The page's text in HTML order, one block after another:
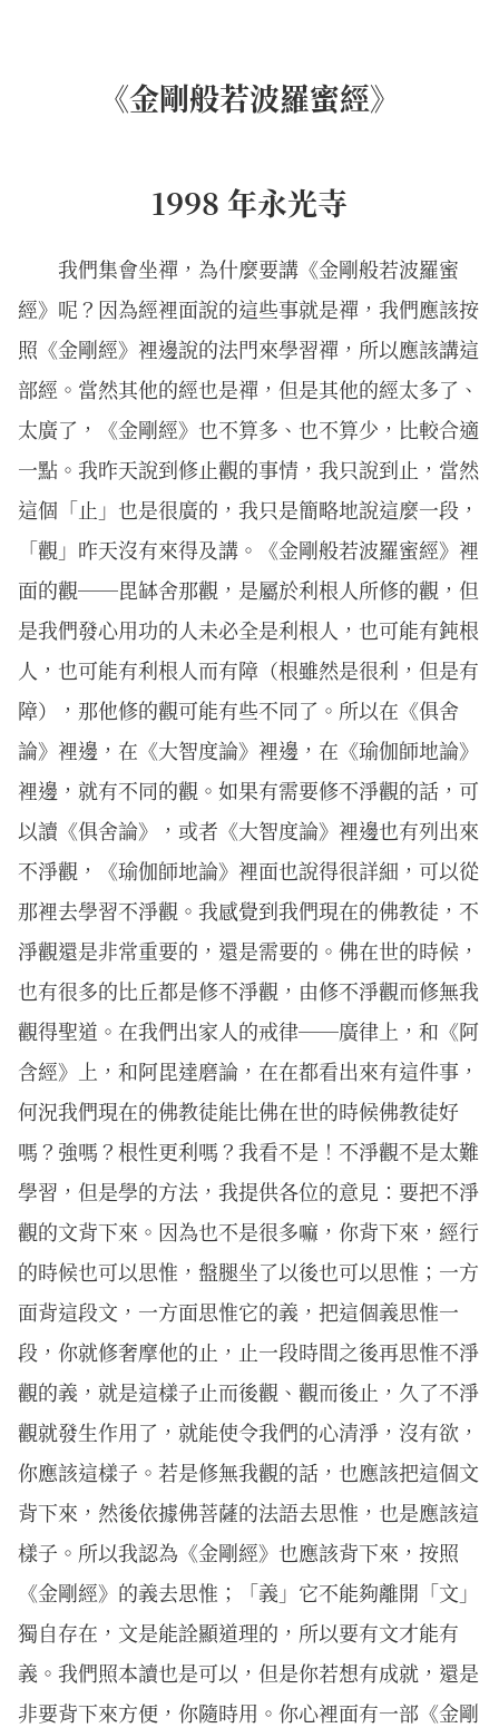
《金剛般若波羅蜜經》
1998 年永光寺
我們集會坐禪，為什麼要講《金剛般若波羅蜜
經》呢？因為經裡面說的這些事就是禪，我們應該按
照《金剛經》裡邊說的法門來學習禪，所以應該講這
部經。當然其他的經也是禪，但是其他的經太多了、
太廣了，《金剛經》也不算多、也不算少，比較合適
一點。我昨天說到修止觀的事情，我只說到止，當然
這個「止」也是很廣的，我只是簡略地說這麼一段，
「觀」昨天沒有來得及講。《金剛般若波羅蜜經》裡
面的觀──毘缽舍那觀，是屬於利根人所修的觀，但
是我們發心用功的人未必全是利根人，也可能有鈍根
人，也可能有利根人而有障（根雖然是很利，但是有
障），那他修的觀可能有些不同了。所以在《俱舍
論》裡邊，在《大智度論》裡邊，在《瑜伽師地論》
裡邊，就有不同的觀。如果有需要修不淨觀的話，可
以讀《俱舍論》，或者《大智度論》裡邊也有列出來
不淨觀，《瑜伽師地論》裡面也說得很詳細，可以從
那裡去學習不淨觀。我感覺到我們現在的佛教徒，不
淨觀還是非常重要的，還是需要的。佛在世的時候，
也有很多的比丘都是修不淨觀，由修不淨觀而修無我
觀得聖道。在我們出家人的戒律──廣律上，和《阿
含經》上，和阿毘達磨論，在在都看出來有這件事，
何況我們現在的佛教徒能比佛在世的時候佛教徒好
嗎？強嗎？根性更利嗎？我看不是！不淨觀不是太難
學習，但是學的方法，我提供各位的意見：要把不淨
觀的文背下來。因為也不是很多嘛，你背下來，經行
的時候也可以思惟，盤腿坐了以後也可以思惟；一方
面背這段文，一方面思惟它的義，把這個義思惟一
段，你就修奢摩他的止，止一段時間之後再思惟不淨
觀的義，就是這樣子止而後觀、觀而後止，久了不淨
觀就發生作用了，就能使令我們的心清淨，沒有欲，
你應該這樣子。若是修無我觀的話，也應該把這個文
背下來，然後依據佛菩薩的法語去思惟，也是應該這
樣子。所以我認為《金剛經》也應該背下來，按照
《金剛經》的義去思惟；「義」它不能夠離開「文」
獨自存在，文是能詮顯道理的，所以要有文才能有
義。我們照本讀也是可以，但是你若想有成就，還是
非要背下來方便，你隨時用。你心裡面有一部《金剛